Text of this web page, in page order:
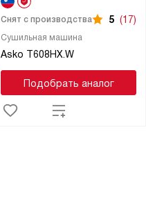
Сушильная машина
Asko T608HX.W
Снят с производства 5 (17)
Подобрать аналог